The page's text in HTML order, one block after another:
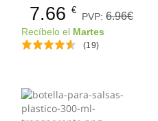
7.66 €
PVP: 6.96€
Recíbelo el Martes
(19)